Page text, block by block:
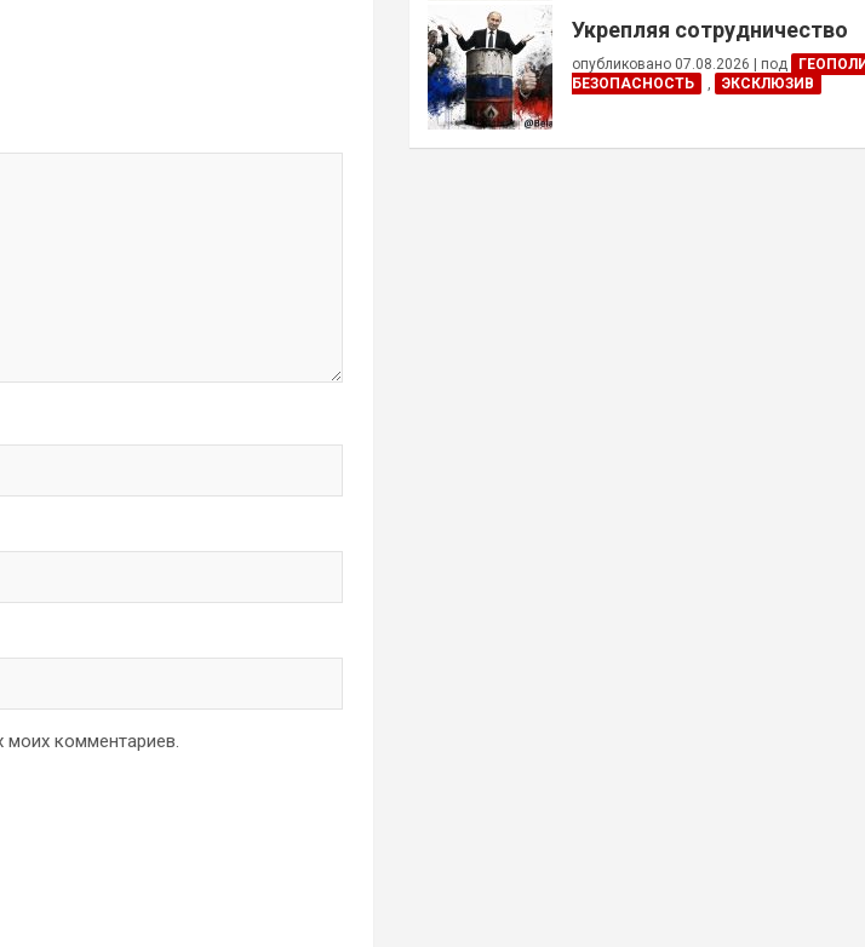
комментариев.
Укрепляя сотрудничество
опубликовано 07.08.2026 под
БЕЗОПАСНОСТЬ
, ЭКСКЛЮЗИВ